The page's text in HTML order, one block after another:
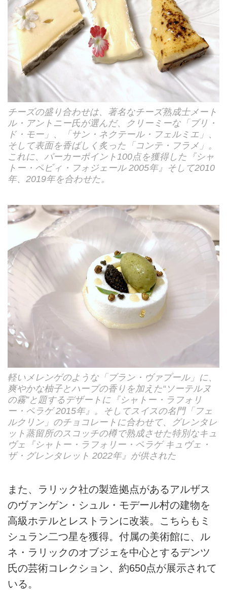
チーズの盛り合わせは、著名なチーズ熟成士メート
ル・アントニー氏が選んだ、クリーミーな「ブリ・
ド・モー」、「サン・ネクテール・フェルミエ」、
そして表面を香ばしく炙った「コンテ・フラメ」。
これに、パーカーポイント100点を獲得した『シャ
トー・ペビィ・フォジェール 2005年』そして2010
年、2019年を合わせた。
軽いメレンゲのような「ブラン・ヴァプール」に、
爽やかな柚子とハーブの香りを加えた“ソーテルヌ
の霧”と題するデザートに『シャトー・ラフォリ
ー・ペラゲ 2015年』。そしてスイスの名門「フェ
ルクリン」のチョコレートに合わせて、グレンタレ
ット蒸留所のスコッチの樽で熟成させた特別なキュ
ヴェ『シャトー・ラフォリー・ペラゲ キュヴェ・
ザ・グレンタレット 2022年』が供された
また、ラリック社の製造拠点があるアルザス
のヴァンゲン・シュル・モデール村の建物を
高級ホテルとレストランに改装。こちらもミ
シュラン二つ星を獲得。付属の美術館に、ル
ネ・ラリックのオブジェを中心とするデンツ
氏の芸術コレクション、約650点が展示されて
いる。